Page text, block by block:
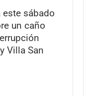
este sábado
un caño
Villa San